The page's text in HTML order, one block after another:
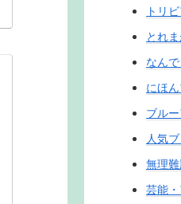
トリ
とれ
なん
にほ
ブル
人気
無理
芸能